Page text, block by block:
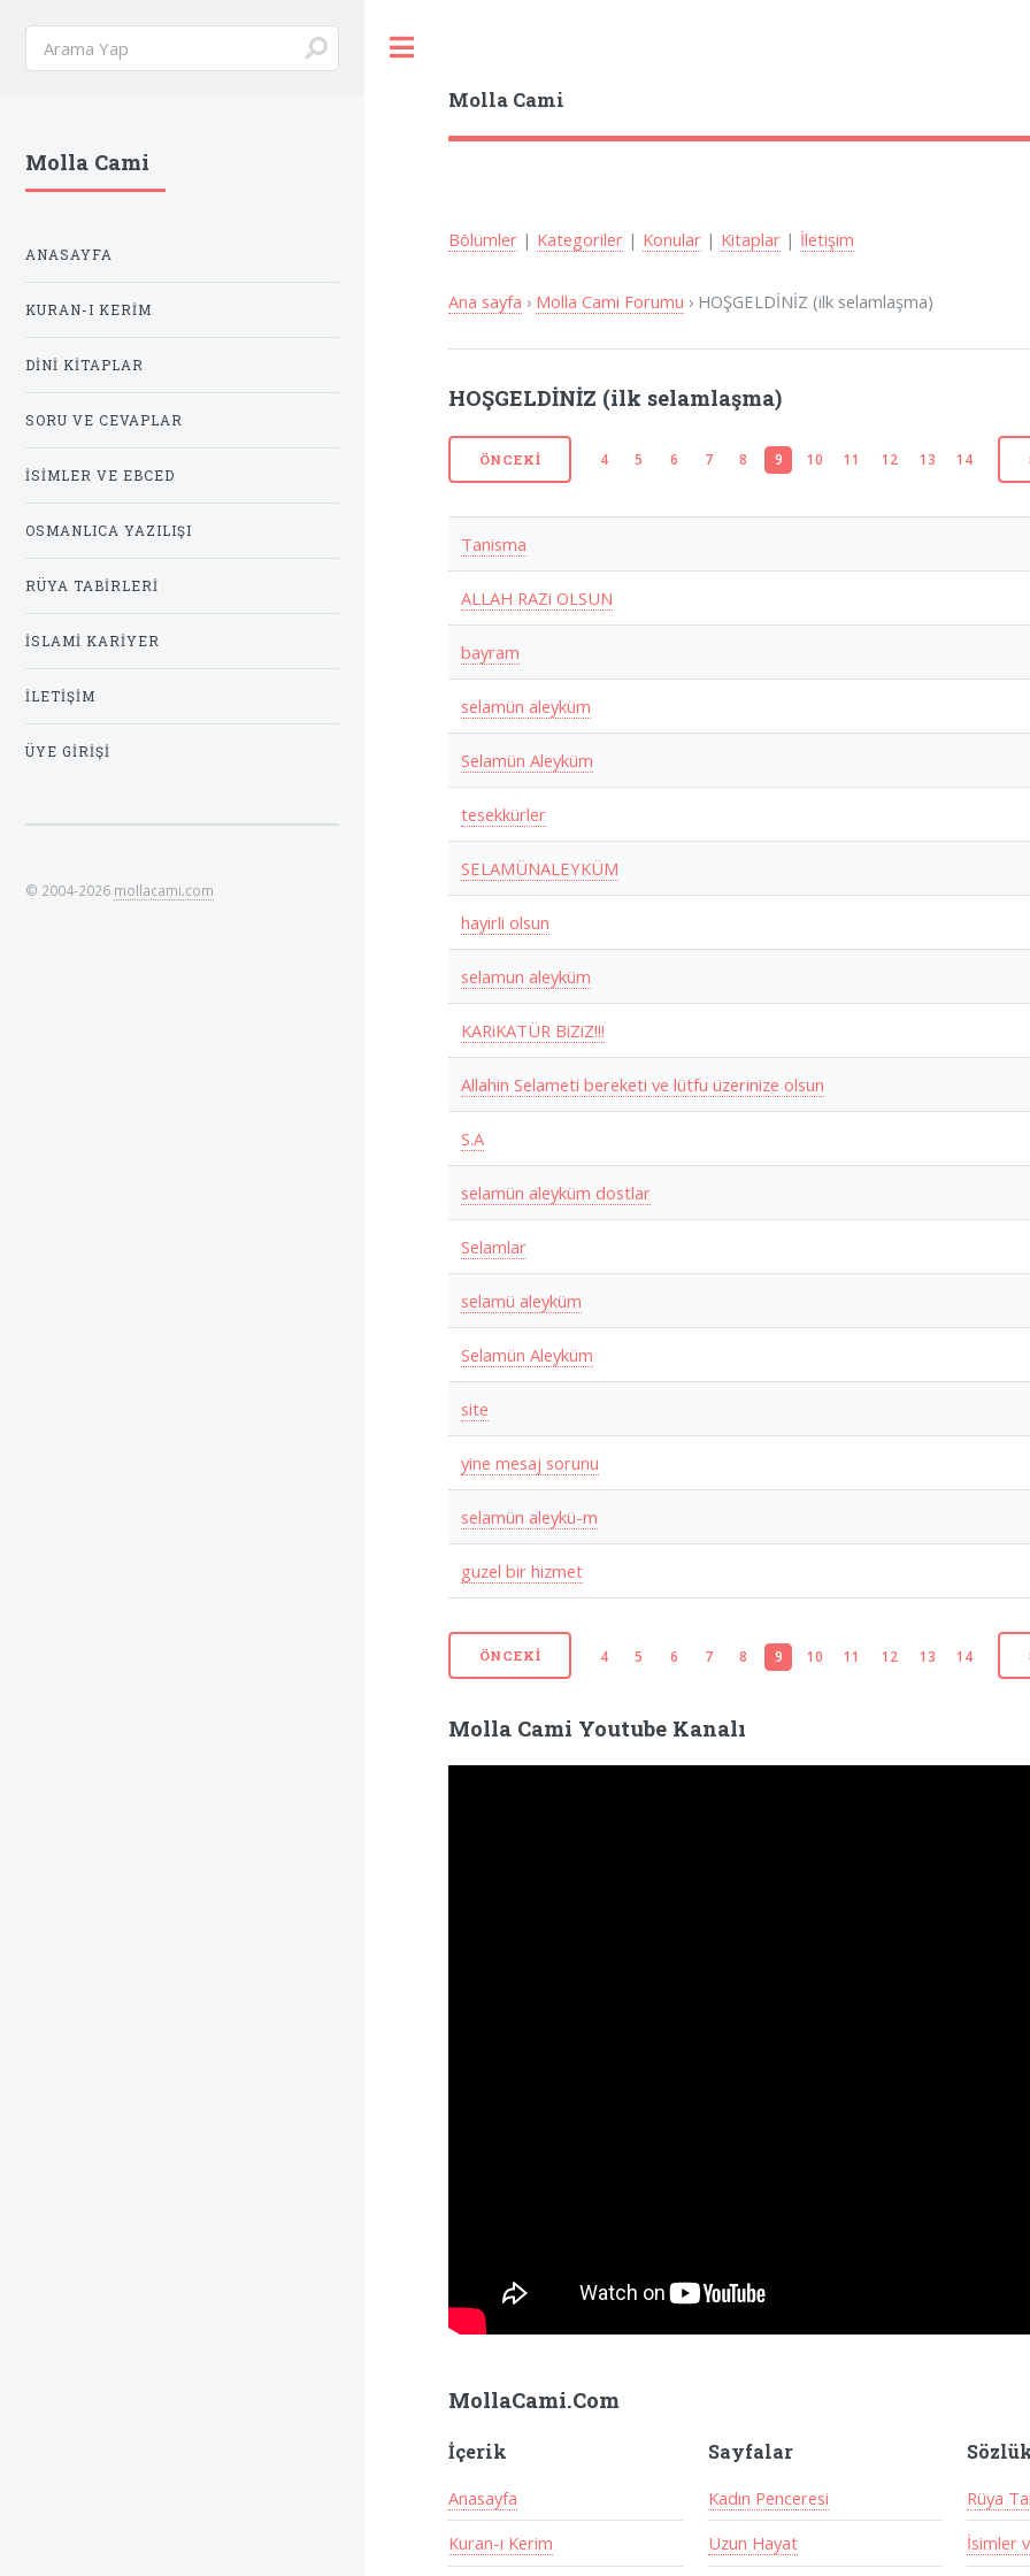
Molla Cami
Bölümler | Kategoriler | Konular | Kitaplar | İletişim
Ana sayfa › Molla Cami Forumu › HOŞGELDİNİZ (ilk selamlaşma)
HOŞGELDİNİZ (ilk selamlaşma)
ÖNCEKI 4 5 6 7 8 9 10 11 12 13 14
Tanisma
ALLAH RAZi OLSUN
bayram
selamün aleyküm
Selamün Aleyküm
tesekkürler
SELAMÜNALEYKÜM
hayirli olsun
selamun aleyküm
KARiKATÜR BiZiZ!!!
Allahin Selameti bereketi ve lütfu üzerinize olsun
S.A
selamün aleyküm dostlar
Selamlar
selamü aleyküm
Selamün Aleyküm
site
yine mesaj sorunu
selamün aleykü-m
guzel bir hizmet
ÖNCEKI 4 5 6 7 8 9 10 11 12 13 14
Molla Cami Youtube Kanalı
MollaCami.Com
İçerik
Anasayfa
Kuran-ı Kerim
Sayfalar
Kadın Penceresi
Uzun Hayat
Rüya
İsimler
Molla Cami
ANASAYFA
KURAN-I KERIM
DINI KITAPLAR
SORU VE CEVAPLAR
İSIMLER VE EBCED
OSMANLICA YAZILIŞI
RÜYA TABIRLERI
İSLAMI KARIYER
İLETIŞIM
ÜYE GIRIŞI
© 2004-2026 mollacami.com